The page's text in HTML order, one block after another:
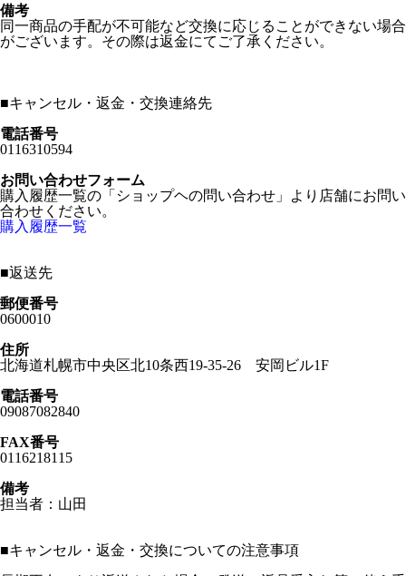
備考
同一商品の手配が不可能など交換に応じることができない場合
がございます。その際は返金にてご了承ください。
■キャンセル・返金・交換連絡先
電話番号
0116310594
お問い合わせフォーム
購入履歴一覧の「ショップヘの問い合わせ」より店舗にお問い
合わせください。
購入履歴一覧
■返送先
郵便番号
0600010
住所
北海道札幌市中央区北10条西19-35-26 安岡ビル1F
電話番号
09087082840
FAX番号
0116218115
備考
担当者：山田
■キャンセル・返金・交換についての注意事項